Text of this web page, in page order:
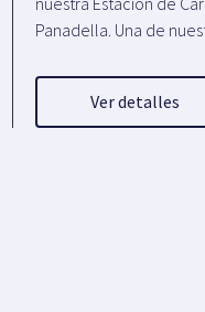
Panadella. Una de
Ver detalles